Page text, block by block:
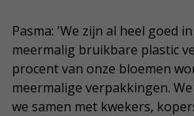
Pasma: 'We zijn al heel goed
meermalig bruikbare plastic
procent van onze bloemen
meermalige verpakkingen.
we samen met kwekers,